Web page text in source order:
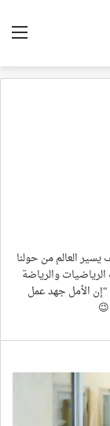
العالم من حولنا
والرياضة
“إن الأمل جهد عمل